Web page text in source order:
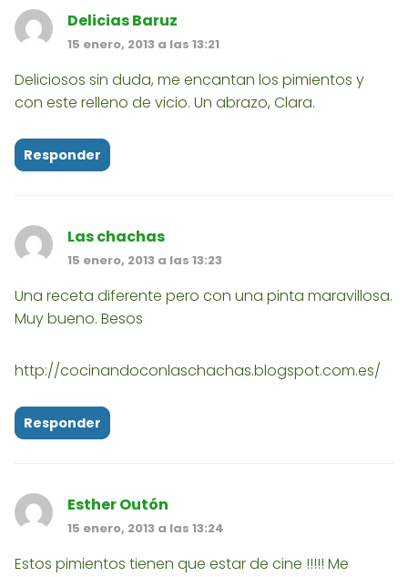
Delicias Baruz
15 enero, 2013 a las 13:21
Deliciosos sin duda, me encantan los pimientos y
con este relleno de vicio. Un abrazo, Clara.
Responder
Las chachas
15 enero, 2013 a las 13:23
Una receta diferente pero con una pinta maravillosa.
Muy bueno. Besos
http://cocinandoconlaschachas.blogspot.com.es/
Responder
Esther Outón
15 enero, 2013 a las 13:24
Estos pimientos tienen que estar de cine !!!!! Me